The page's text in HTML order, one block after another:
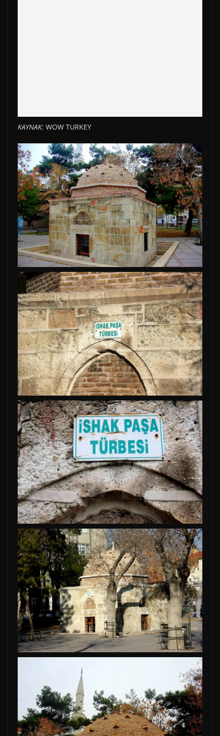
KAYNAK: WOW TURKEY